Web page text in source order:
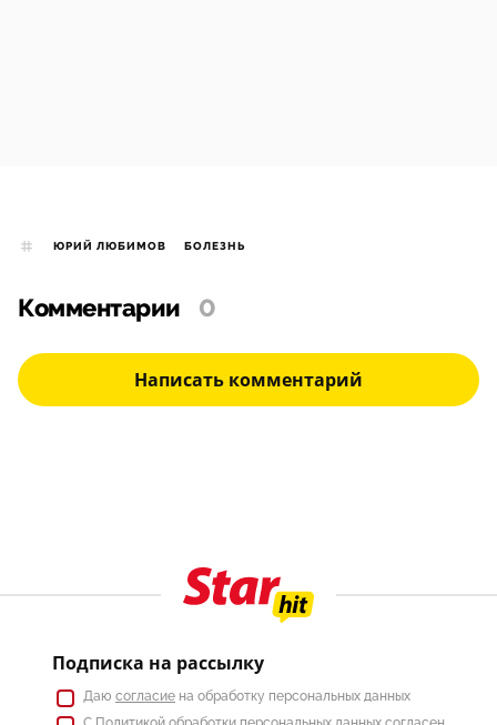
ЮРИЙ ЛЮБИМОВ БОЛЕЗНЬ
Комментарии 0
Написать комментарий
Подписка на рассылку
Даю согласие на обработку персональных данных